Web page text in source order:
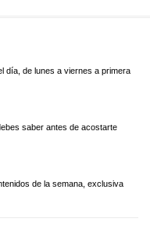
día, de lunes a viernes a primera
saber antes de acostarte
de la semana, exclusiva